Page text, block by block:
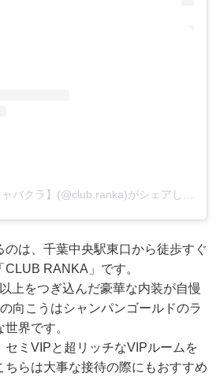
のは、千葉中央駅東口から徒歩すぐ
RANKA」です。
上をつぎ込んだ豪華な内装が自慢
向こうはシャンパンゴールドのラ
界です。
セミVIPと超リッチなVIPルームを
ちらは大事な接待の際にもおすすめ